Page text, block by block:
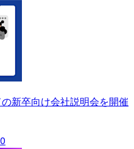
新卒向け会社説明会を開催